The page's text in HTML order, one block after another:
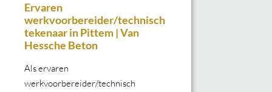
Ervaren
werkvoorbereider/technisch
tekenaar in Pittem | Van
Hessche Beton
Als ervaren
werkvoorbereider/technisch